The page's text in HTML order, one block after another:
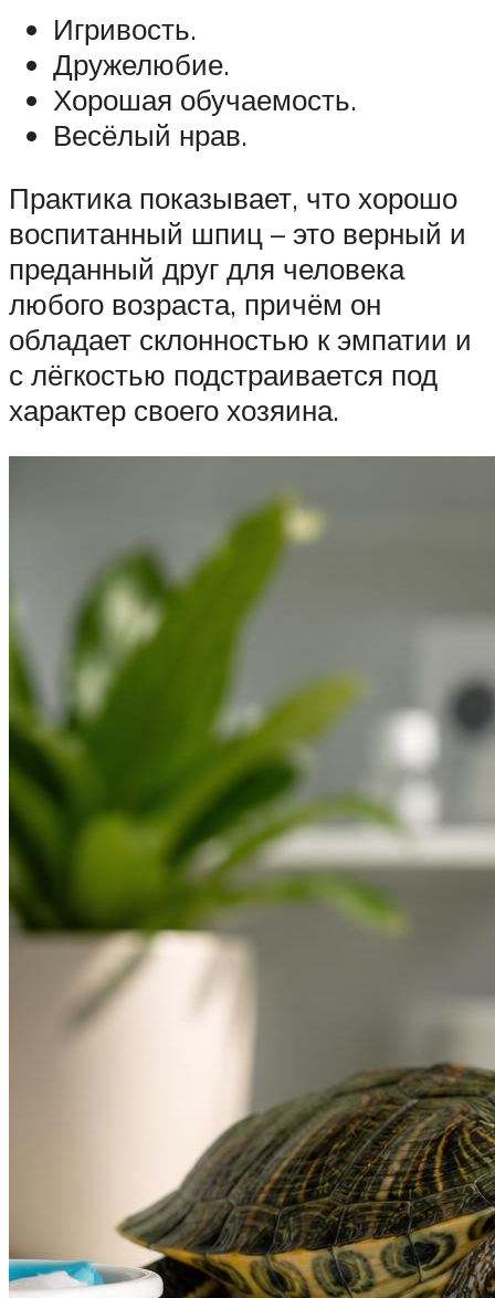
Игривость.
Дружелюбие.
Хорошая обучаемость.
Весёлый нрав.
Практика показывает, что хорошо
воспитанный шпиц – это верный и
преданный друг для человека
любого возраста, причём он
обладает склонностью к эмпатии и
с лёгкостью подстраивается под
характер своего хозяина.